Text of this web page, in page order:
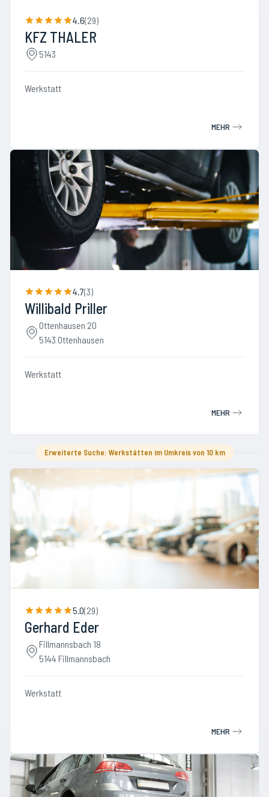
4.6(29)
KFZ THALER
5143
Werkstatt
MEHR
4.7(3)
Willibald Priller
Ottenhausen 20
5143 Ottenhausen
Werkstatt
MEHR
Erweiterte Suche: Werkstätten im Umkreis von 10 km
5.0(29)
Gerhard Eder
Fillmannsbach 18
5144 Fillmannsbach
Werkstatt
MEHR